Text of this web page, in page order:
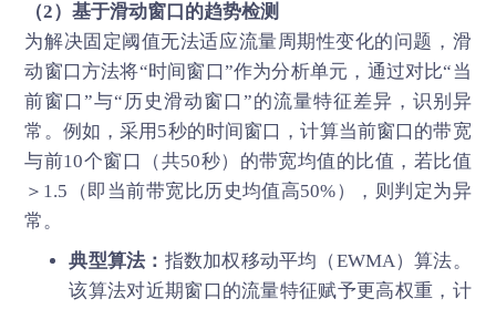
（2）基于滑动窗口的趋势检测
为解决固定阈值无法适应流量周期性变化的问题，滑
动窗口方法将“时间窗口”作为分析单元，通过对比“当
前窗口”与“历史滑动窗口”的流量特征差异，识别异
常。例如，采用5秒的时间窗口，计算当前窗口的带宽
与前10个窗口（共50秒）的带宽均值的比值，若比值
＞1.5（即当前带宽比历史均值高50%），则判定为异
常。
典型算法： 指数加权移动平均（EWMA）算法。
该算法对近期窗口的流量特征赋予更高权重，计